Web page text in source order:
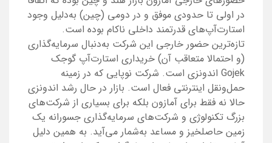
در اولی تا حدودی موفق و در دومی (چین) به‌دلیل وجود
استارت‌آپ‌های قدرتمند داخلی ناکام بوده است.
تازه‌ترین حضور خارجی این شرکت به‌دنبال سرمایه‌گذاری
(و احتمالا متعاقب آن) خریداری استارت‌آپ گوجک
Gojek اندونزی است. شرکت نوپایی که در زمینه
حمل‌و‌نقل اینترنتی فعال است. بازار در حال رشد اندونزی
حالا نه فقط برای آمازون بلکه برای بسیاری از شرکت‌های
بزرگ تکنولوژی و شرکت‌های سرمایه‌گذاری جسورانه یک
زمین حاصلخیز و مساعد به‌شمار می‌آید. به همین دلیل